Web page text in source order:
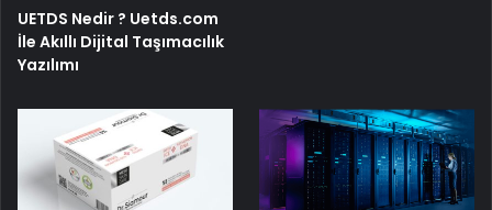
UETDS Nedir ? Uetds.com
İle Akıllı Dijital Taşımacılık
Yazılımı